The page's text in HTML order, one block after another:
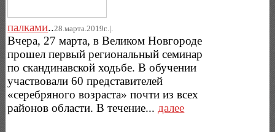
палками..28.марта.2019г..|.
Вчера, 27 марта, в Великом Новгороде
прошел первый региональный семинар
по скандинавской ходьбе. В обучении
участвовали 60 представителей
«серебряного возраста» почти из всех
районов области. В течение... далее